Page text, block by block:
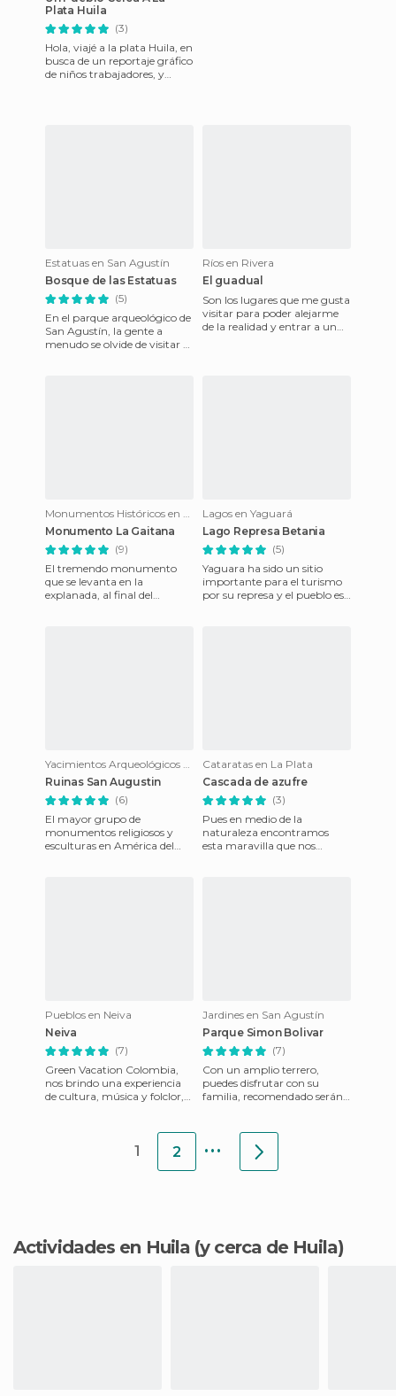
Plata Huila
(3)
Hola, viajé a la plata Huila, en
busca de un reportaje gráfico
de niños trabajadores, y
Estatuas en San Agustín
Bosque de las Estatuas
(5)
En el parque arqueológico de
San Agustín, la gente a
menudo se olvide de visitar el
Ríos en Rivera
El guadual
Son los lugares que me gusta
visitar para poder alejarme
de la realidad y entrar a un
Monumentos Históricos en Neiva
Monumento La Gaitana
(9)
El tremendo monumento
que se levanta en la
explanada, al final del
Lagos en Yaguará
Lago Represa Betania
(5)
Yaguara ha sido un sitio
importante para el turismo
por su represa y el pueblo es
Yacimientos Arqueológicos en San Agustín
Ruinas San Augustin
(6)
El mayor grupo de
monumentos religiosos y
esculturas en América del
Cataratas en La Plata
Cascada de azufre
(3)
Pues en medio de la
naturaleza encontramos
esta maravilla que nos
Pueblos en Neiva
Neiva
(7)
Green Vacation Colombia,
nos brindo una experiencia
de cultura, música y folclor,
Jardines en San Agustín
Parque Simon Bolivar
(7)
Con un amplio terrero,
puedes disfrutar con su
familia, recomendado serán
ambiente mu
1 2 ...
Actividades en Huila (y cerca de Huila)